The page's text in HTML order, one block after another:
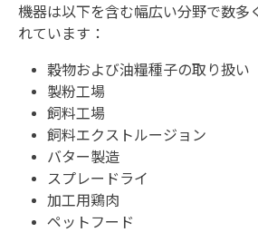
機器は以下を含む幅広い分野で数多
れています：
穀物および油糧種子の取り扱い
製粉工場
飼料工場
飼料エクストルージョン
バター製造
スプレードライ
加工用鶏肉
ペットフード